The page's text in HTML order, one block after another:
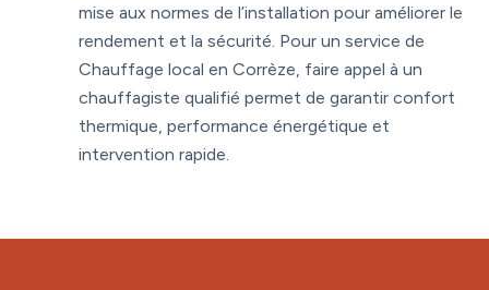
mise aux normes de l’installation pour améliorer le
rendement et la sécurité. Pour un service de
Chauffage local en Corrèze, faire appel à un
chauffagiste qualifié permet de garantir confort
thermique, performance énergétique et
intervention rapide.